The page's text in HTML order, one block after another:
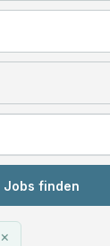
Jobs finden
×